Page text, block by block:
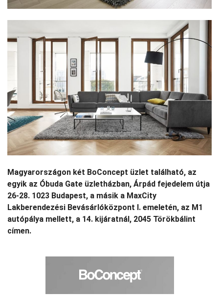
Magyarországon két BoConcept üzlet található, az
egyik az Óbuda Gate üzletházban, Árpád fejedelem útja
26-28. 1023 Budapest, a másik a MaxCity
Lakberendezési Bevásárlóközpont I. emeletén, az M1
autópálya mellett, a 14. kijáratnál, 2045 Törökbálint
címen.